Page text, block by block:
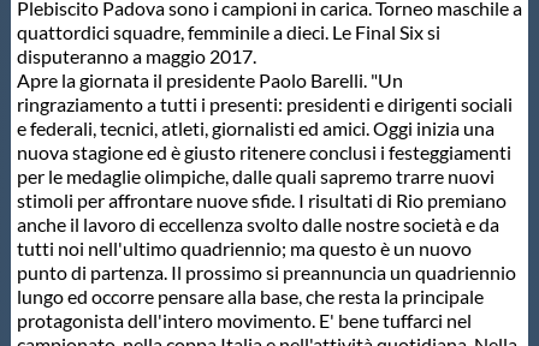
Protezione Civile
Qualità
Sostenibilità
Privacy
Cookie Policy
Plebiscito Padova sono i campioni in carica. Torneo maschile a
quattordici squadre, femminile a dieci. Le Final Six si
disputeranno a maggio 2017.
Apre la giornata il presidente Paolo Barelli. "Un
ringraziamento a tutti i presenti: presidenti e dirigenti sociali
e federali, tecnici, atleti, giornalisti ed amici. Oggi inizia una
nuova stagione ed è giusto ritenere conclusi i festeggiamenti
per le medaglie olimpiche, dalle quali sapremo trarre nuovi
stimoli per affrontare nuove sfide. I risultati di Rio premiano
anche il lavoro di eccellenza svolto dalle nostre società e da
tutti noi nell'ultimo quadriennio; ma questo è un nuovo
punto di partenza. Il prossimo si preannuncia un quadriennio
lungo ed occorre pensare alla base, che resta la principale
protagonista dell'intero movimento. E' bene tuffarci nel